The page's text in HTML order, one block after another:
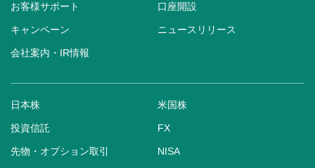
お客様サポート 口座開設
キャンペーン ニュースリリース
会社案内・IR情報
日本株 米国株
投資信託 FX
先物・オプション取引 NISA